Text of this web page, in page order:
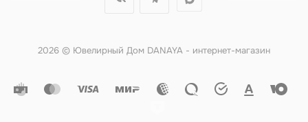
2026 © Ювелирный Дом DANAYA - интернет-магазин